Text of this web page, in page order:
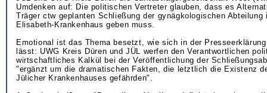
Umdenken auf: Die politischen Vertreter glauben, dass es
Träger ctw geplanten Schließung der gynägkologischen
Elisabeth-Krankenhaus geben muss.
Emotional ist das Thema besetzt, wie sich in der
lässt: UWG Kreis Düren und JÜL werfen den Verantwortlichen
wirtschaftliches Kalkül bei der Veröffentlichung der
"ergänzt um die dramatischen Fakten, die letztlich die Existenz
Jülicher Krankenhauses gefährden".